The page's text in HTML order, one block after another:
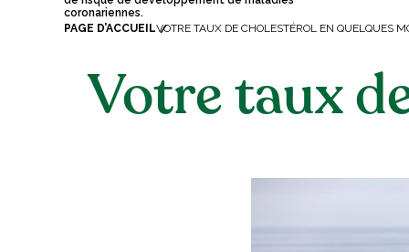
coronariennes.
PAGE D’ACCUEILVOTRE TAUX DE CHOLESTÉROL EN QUELQUES
Votre taux